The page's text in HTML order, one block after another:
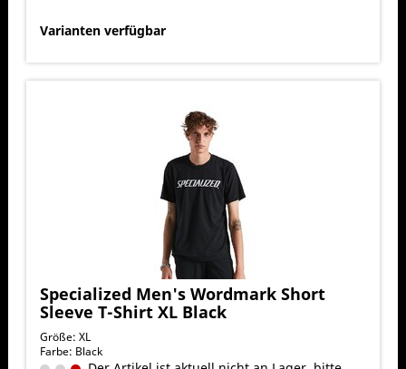
Varianten verfügbar
Specialized Men's Wordmark Short
Sleeve T-Shirt XL Black
Größe: XL
Farbe: Black